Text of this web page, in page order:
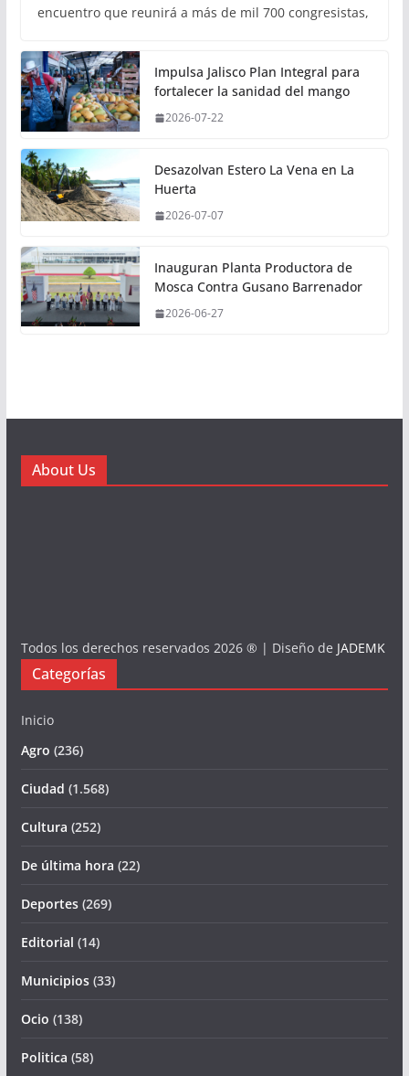
encuentro que reunirá a más de mil 700 congresistas,
Impulsa Jalisco Plan Integral para
fortalecer la sanidad del mango
2026-07-22
Desazolvan Estero La Vena en La
Huerta
2026-07-07
Inauguran Planta Productora de
Mosca Contra Gusano Barrenador
2026-06-27
About Us
Todos los derechos reservados 2026 ® | Diseño de JADEMK
Categorías
Inicio
Agro (236)
Ciudad (1.568)
Cultura (252)
De última hora (22)
Deportes(269)
Editorial (14)
Municipios(33)
Ocio (138)
Politica (58)